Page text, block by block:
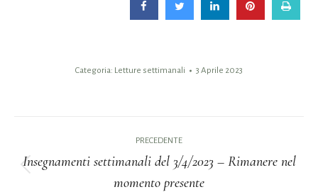
Categoria: Letture settimanali 3 Aprile 2023
tra
PRECEDENTE
Insegnamenti settimanali del 3/4/2023 – Rimanere nel
momento presente